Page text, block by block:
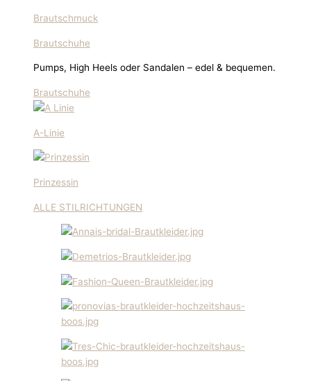
Brautschmuck
Brautschuhe
Pumps, High Heels oder Sandalen – edel & bequemen.
Brautschuhe
A-Linie
Prinzessin
ALLE STILRICHTUNGEN